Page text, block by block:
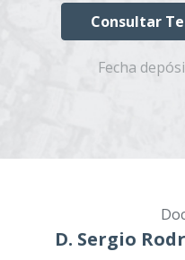
Consultar
Fecha
D. Sergio